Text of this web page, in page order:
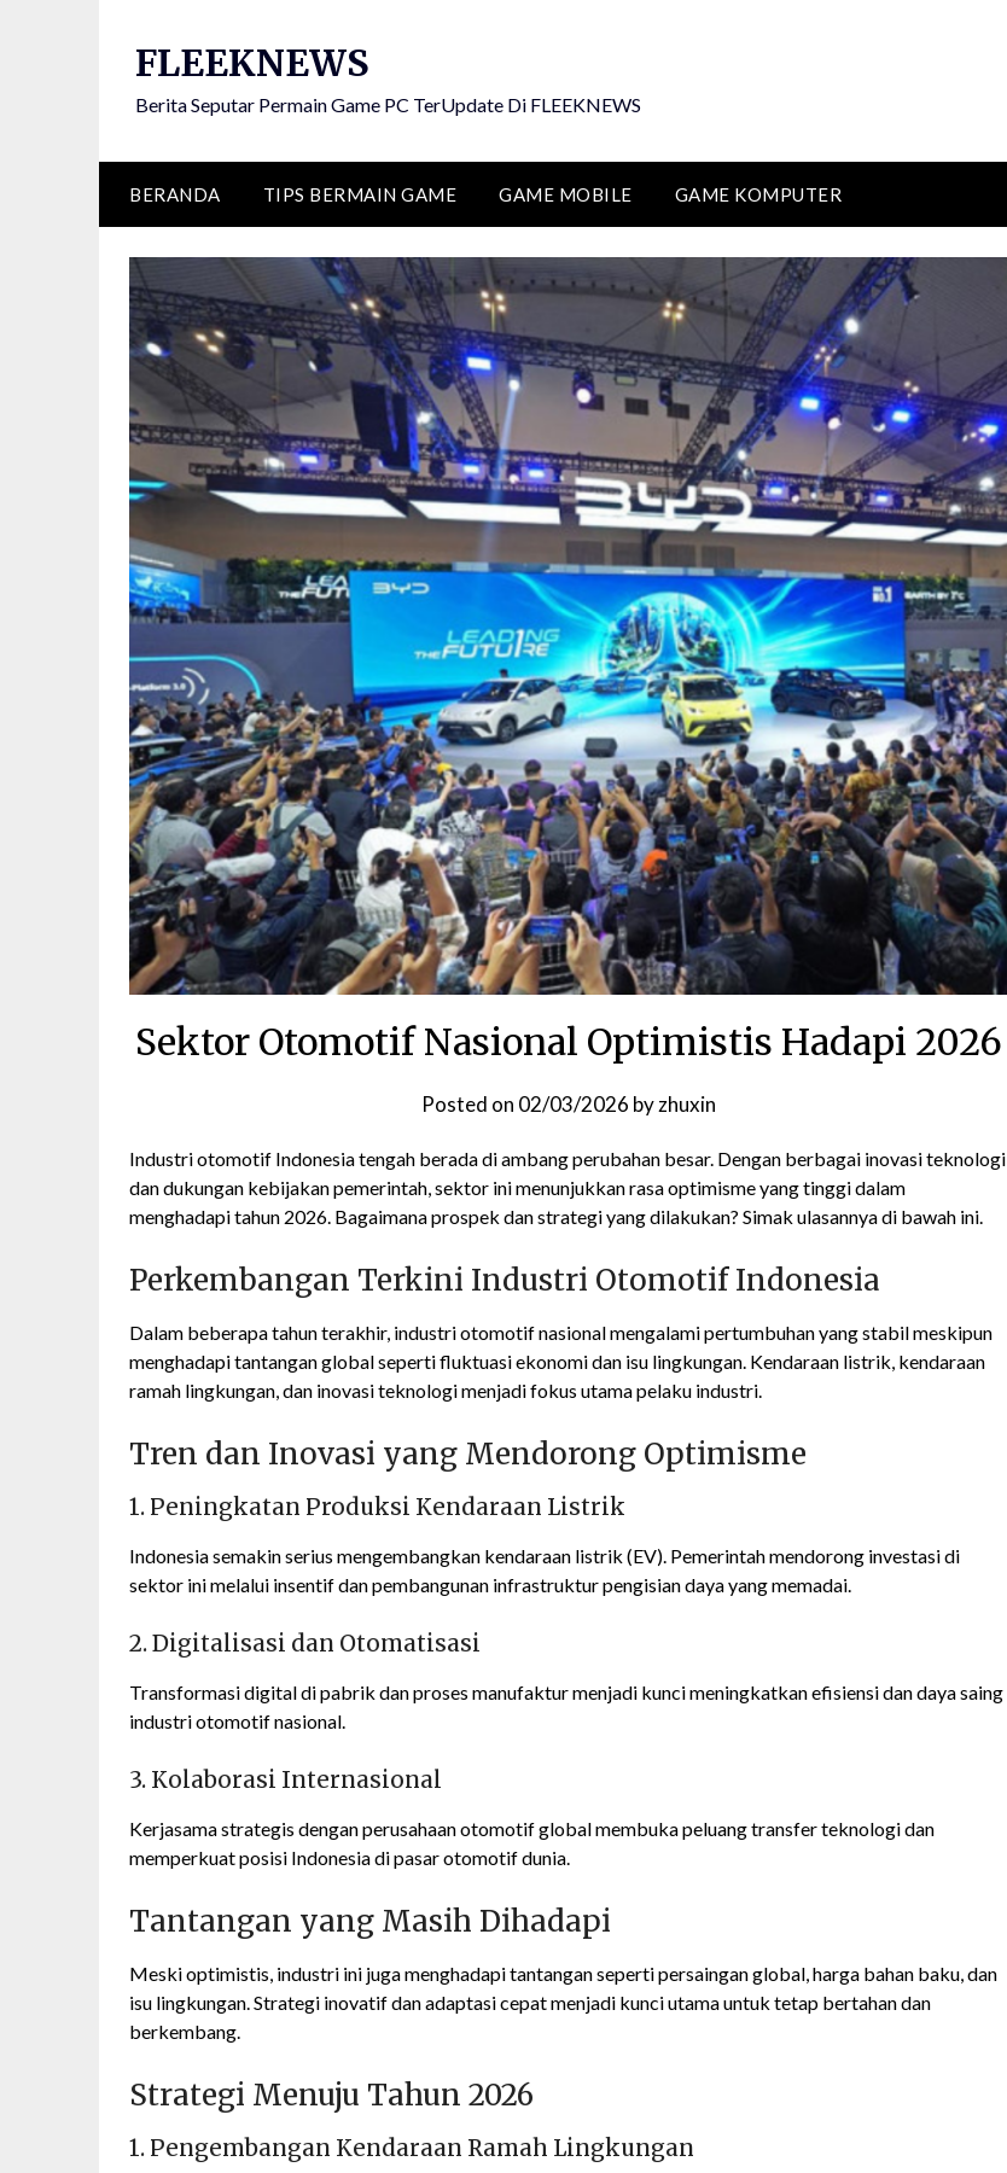
FLEEKNEWS
Berita Seputar Permain Game PC TerUpdate Di FLEEKNEWS
BERANDA TIPS BERMAIN GAME GAME MOBILE GAME KOMPUTER
Sektor Otomotif Nasional Optimistis Hadapi 2026
Posted on 02/03/2026 byzhuxin
Industri otomotif Indonesia tengah berada di ambang perubahan besar. Dengan berbagai inovasi teknologi
dan dukungan kebijakan pemerintah, sektor ini menunjukkan rasa optimisme yang tinggi dalam
menghadapi tahun 2026. Bagaimana prospek dan strategi yang dilakukan? Simak ulasannya di bawah ini.
Perkembangan Terkini Industri Otomotif Indonesia
Dalam beberapa tahun terakhir, industri otomotif nasional mengalami pertumbuhan yang stabil meskipun
menghadapi tantangan global seperti fluktuasi ekonomi dan isu lingkungan. Kendaraan listrik, kendaraan
ramah lingkungan, dan inovasi teknologi menjadi fokus utama pelaku industri.
Tren dan Inovasi yang Mendorong Optimisme
1. Peningkatan Produksi Kendaraan Listrik
Indonesia semakin serius mengembangkan kendaraan listrik (EV). Pemerintah mendorong investasi di
sektor ini melalui insentif dan pembangunan infrastruktur pengisian daya yang memadai.
2. Digitalisasi dan Otomatisasi
Transformasi digital di pabrik dan proses manufaktur menjadi kunci meningkatkan efisiensi dan daya saing
industri otomotif nasional.
3. Kolaborasi Internasional
Kerjasama strategis dengan perusahaan otomotif global membuka peluang transfer teknologi dan
memperkuat posisi Indonesia di pasar otomotif dunia.
Tantangan yang Masih Dihadapi
Meski optimistis, industri ini juga menghadapi tantangan seperti persaingan global, harga bahan baku, dan
isu lingkungan. Strategi inovatif dan adaptasi cepat menjadi kunci utama untuk tetap bertahan dan
berkembang.
Strategi Menuju Tahun 2026
1. Pengembangan Kendaraan Ramah Lingkungan